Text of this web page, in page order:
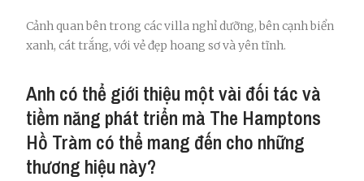
Cảnh quan bên trong các villa nghỉ dưỡng, bên cạnh biển
xanh, cát trắng, với vẻ đẹp hoang sơ và yên tĩnh.
Anh có thể giới thiệu một vài đối tác và
tiềm năng phát triển mà The Hamptons
Hồ Tràm có thể mang đến cho những
thương hiệu này?